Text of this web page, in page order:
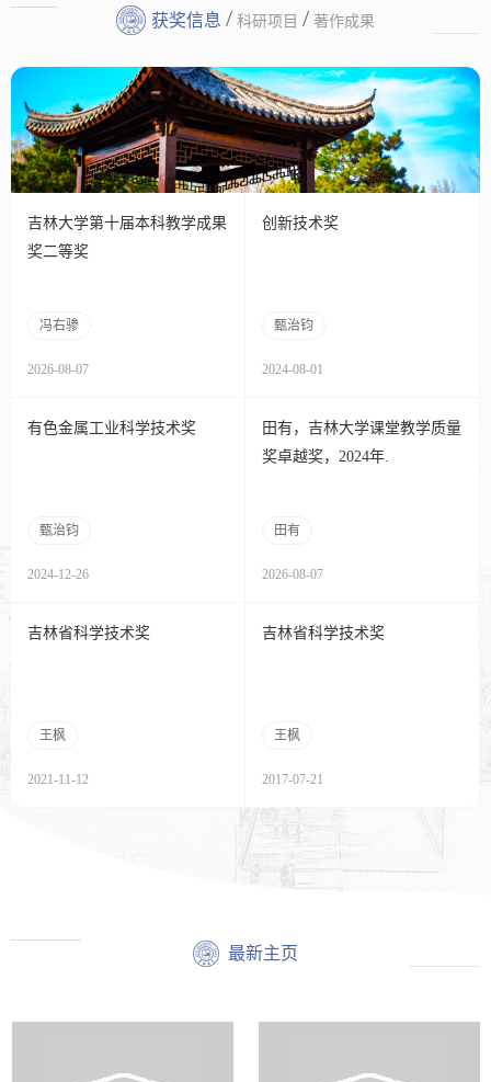
获奖信息 / 科研项目 / 著作成果
吉林大学第十届本科教学成果
奖二等奖
冯右骖
2026-08-07
创新技术奖
甄治钧
2024-08-01
有色金属工业科学技术奖
甄治钧
2024-12-26
田有，吉林大学课堂教学质量
奖卓越奖，2024年.
田有
2026-08-07
吉林省科学技术奖
王枫
2021-11-12
吉林省科学技术奖
王枫
2017-07-21
最新主页